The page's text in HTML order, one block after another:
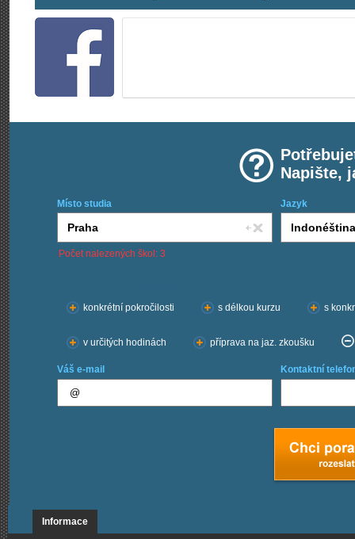
Napište,
Místo studia Jazyk
Počet nalezených škol: 3
konkrétní pokročilosti
s délkou kurzu s
v určitých hodinách příprava na jaz. zkoušku
Váš e-mail Kontaktní
Informace